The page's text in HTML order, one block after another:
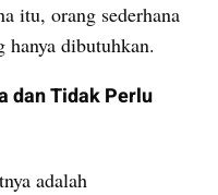
itu, orang sederhana
hanya dibutuhkan.
dan Tidak Perlu
adalah